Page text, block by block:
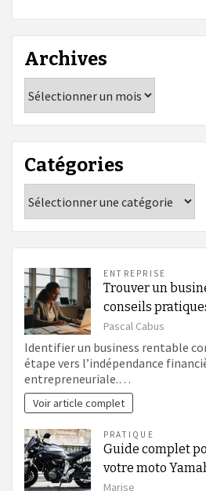
Archives
Catégories
ENTREPRISE
Trouver un
conseils
Pascal Cabus
Identifier un business rentable
étape vers l’indépendance
entrepreneuriale.…
Voir article complet
PRATIQUE
Guide complet
votre moto
Marise